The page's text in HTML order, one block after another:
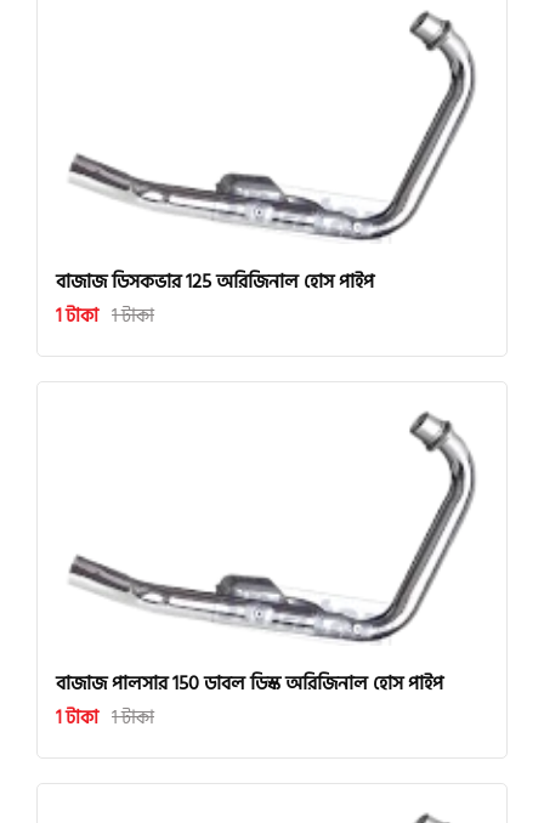
বাজাজ ডিসকভার 125 অরিজিনাল হোস পাইপ
1 টাকা 1 টাকা
বাজাজ পালসার 150 ডাবল ডিস্ক অরিজিনাল হোস পাইপ
1 টাকা 1 টাকা